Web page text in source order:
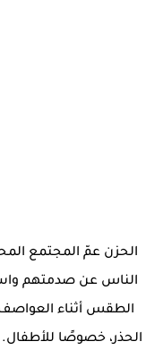
الحزن عمّ المجتمع
الناس عن صدمتهم
الطقس أثناء
الحذر، خصوصًا